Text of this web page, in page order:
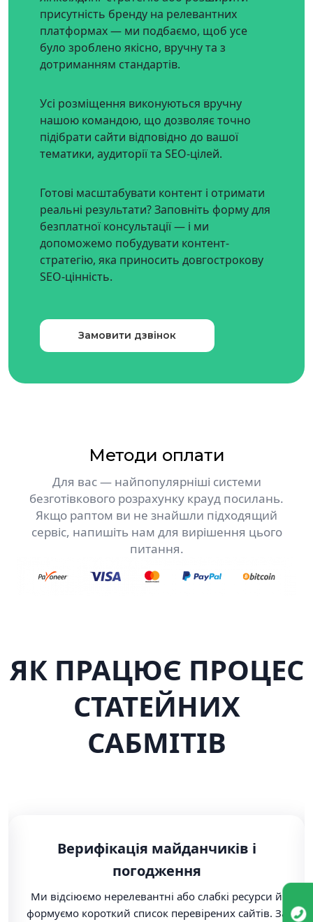
присутність бренду на релевантних
платформах — ми подбаємо, щоб усе
було зроблено якісно, вручну та з
дотриманням стандартів.
Усі розміщення виконуються вручну
нашою командою, що дозволяє точно
підібрати сайти відповідно до вашої
тематики, аудиторії та SEO-цілей.
Готові масштабувати контент і отримати
реальні результати? Заповніть форму для
безплатної консультації — і ми
допоможемо побудувати контент-
стратегію, яка приносить довгострокову
SEO-цінність.
Замовити дзвінок
Методи оплати
Для вас — найпопулярніші системи
безготівкового розрахунку крауд посилань.
Якщо раптом ви не знайшли підходящий
сервіс, напишіть нам для вирішення цього
питання.
ЯК ПРАЦЮЄ ПРОЦЕС
СТАТЕЙНИХ
САБМІТІВ
Верифікація майданчиків і
погодження
Ми відсіюємо нерелевантні або слабкі ресурси й
формуємо короткий список перевірених сайтів. За